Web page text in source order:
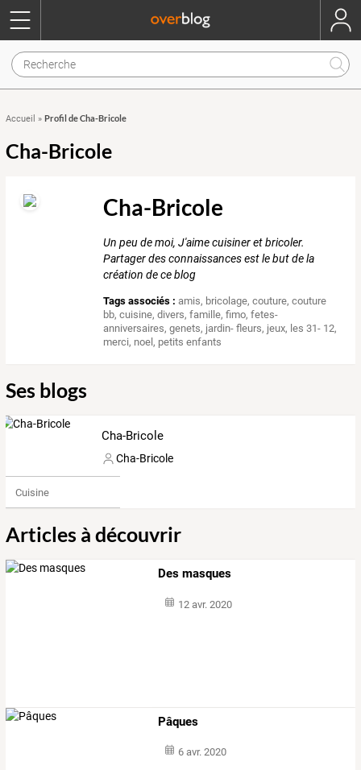
Accueil » Profil de Cha-Bricole
Cha-Bricole
Cha-Bricole
Un peu de moi, J'aime cuisiner et bricoler.
Partager des connaissances est le but de la
création de ce blog
Tags associés : amis, bricolage,couture,couture
bb,cuisine,divers,famille,fimo,fetes-
anniversaires,genets, jardin- fleurs, jeux, les 31- 12,
merci, noel, petits enfants
Ses blogs
Cha-Bricole
Cha-Bricole
Cuisine
Articles à découvrir
Des masques
12 avr. 2020
Pâques
6 avr. 2020